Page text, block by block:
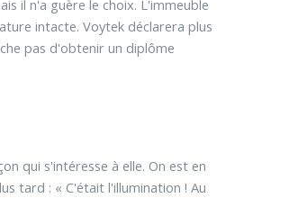
il n'a guère le choix. L'immeuble
intacte. Voytek déclarera plus
pas d'obtenir un diplôme
qui s'intéresse à elle. On est en
tard : « C'était l'illumination ! Au